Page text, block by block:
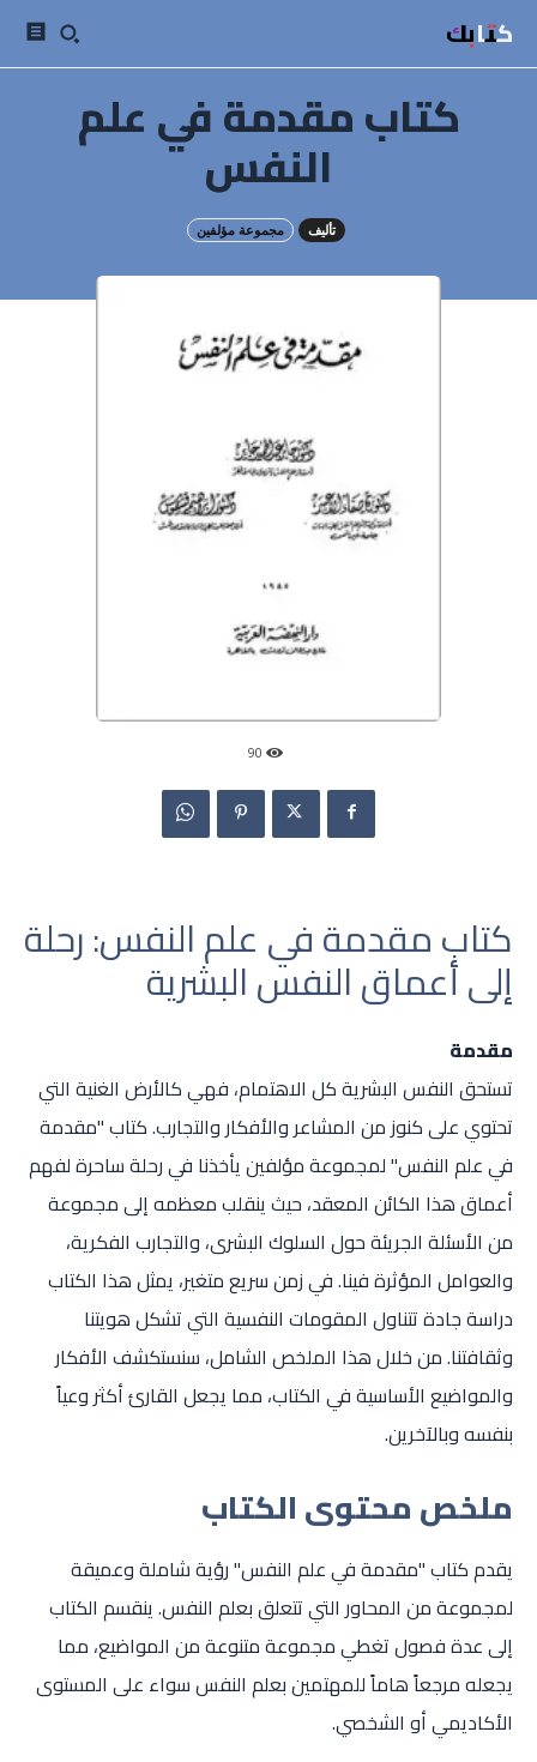
كتابك
كتاب مقدمة في علم
النفس
تأليف مجموعة مؤلفين
90
كتاب مقدمة في علم النفس: رحلة
إلى أعماق النفس البشرية
مقدمة
تستحق النفس البشرية كل الاهتمام، فهي كالأرض الغنية التي
تحتوي على كنوز من المشاعر والأفكار والتجارب. كتاب "مقدمة
في علم النفس" لمجموعة مؤلفين يأخذنا في رحلة ساحرة لفهم
أعماق هذا الكائن المعقد، حيث ينقلب معظمه إلى مجموعة
من الأسئلة الجريئة حول السلوك البشرى، والتجارب الفكرية،
والعوامل المؤثرة فينا. في زمن سريع متغير، يمثل هذا الكتاب
دراسة جادة تتناول المقومات النفسية التي تشكل هويتنا
وثقافتنا. من خلال هذا الملخص الشامل، سنستكشف الأفكار
والمواضيع الأساسية في الكتاب، مما يجعل القارئ أكثر وعياً
بنفسه وبالآخرين.
ملخص محتوى الكتاب
يقدم كتاب "مقدمة في علم النفس" رؤية شاملة وعميقة
لمجموعة من المحاور التي تتعلق بعلم النفس. ينقسم الكتاب
إلى عدة فصول تغطي مجموعة متنوعة من المواضيع، مما
يجعله مرجعاً هاماً للمهتمين بعلم النفس سواء على المستوى
الأكاديمي أو الشخصي.